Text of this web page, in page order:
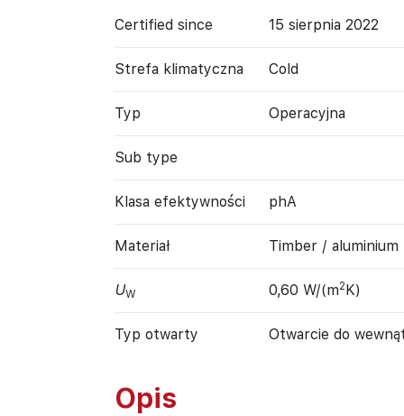
Certified since 15 sierpnia 2022
Strefa klimatyczna Cold
Typ Operacyjna
Sub type
Klasa efektywności phA
Materiał Timber / aluminium
UW 0,60 W/(m2 K)
Typ otwarty Otwarcie do
Opis